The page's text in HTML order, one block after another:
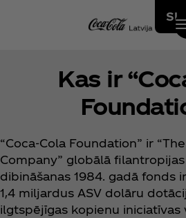
Kas ir
“Coca‑Cola Foundation” ir
Company” globālā
dibināšanas 1984. gadā fonds
1,4 miljardus ASV dolāru
ilgtspējīgas kopienu iniciatīvas